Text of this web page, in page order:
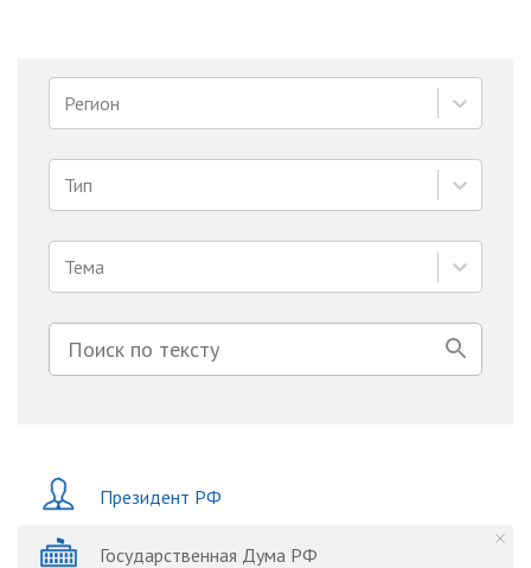
Регион
Тип
Тема
Президент РФ
Государственная Дума РФ